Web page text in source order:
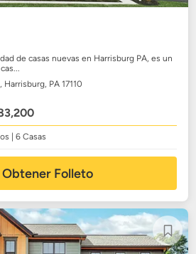
de casas nuevas en Harrisburg PA, es un
Harrisburg, PA 17110
| 6 Casas
Obtener Folleto